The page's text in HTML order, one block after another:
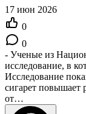
17 июн 2026
0
0
- Ученые из
исследование, в
Исследование
сигарет повышает
от…